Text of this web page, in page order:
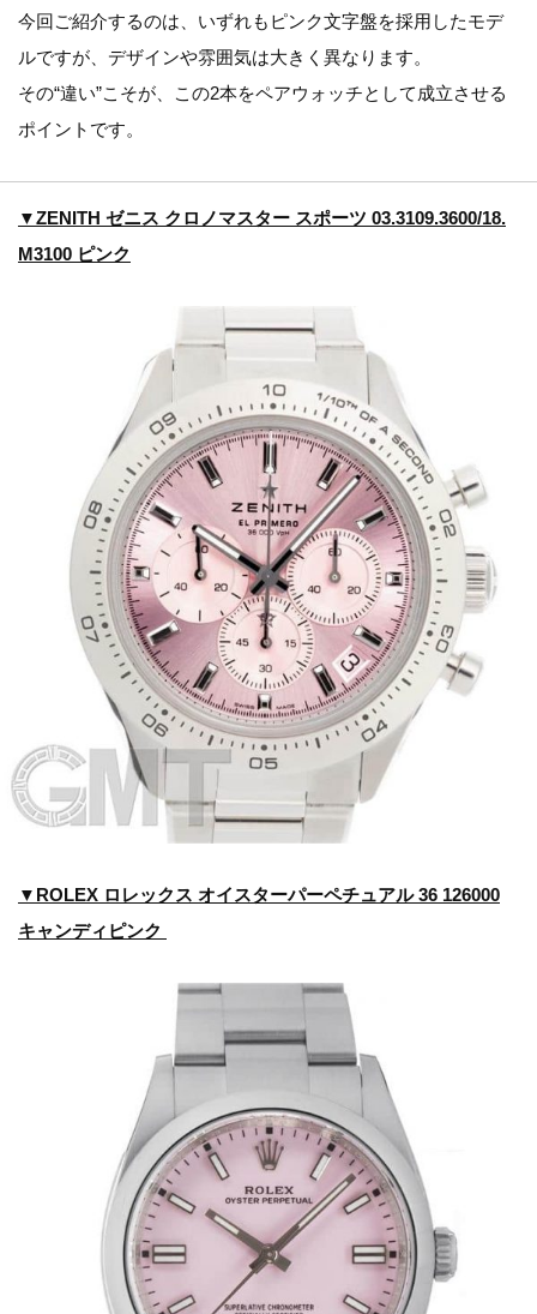
今回ご紹介するのは、いずれもピンク文字盤を採用したモデ
ルですが、デザインや雰囲気は大きく異なります。
その“違い”こそが、この2本をペアウォッチとして成立させる
ポイントです。
▼ZENITH ゼニス クロノマスター スポーツ 03.3109.3600/18.
M3100 ピンク
▼ROLEX ロレックス オイスターパーペチュアル 36 126000
キャンディピンク